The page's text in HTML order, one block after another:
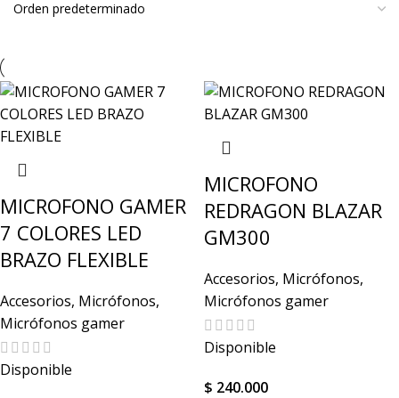
MICROFONO GAMER
7 COLORES LED
BRAZO FLEXIBLE
Accesorios, Micrófonos,
Micrófonos gamer
Disponible
MICROFONO
REDRAGON BLAZAR
GM300
Accesorios, Micrófonos,
Micrófonos gamer
Disponible
$ 240.000